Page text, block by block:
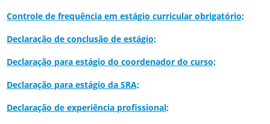
Controle de frequência em estágio curricular obrigatório;
Declaração de conclusão de estágio;
Declaração para estágio do coordenador do curso;
Declaração para estágio da SRA;
Declaração de experiência profissional;